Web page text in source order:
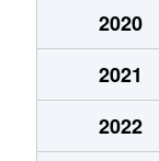
北１３条東
北１４条東
北１５条東
2020
2021
2022